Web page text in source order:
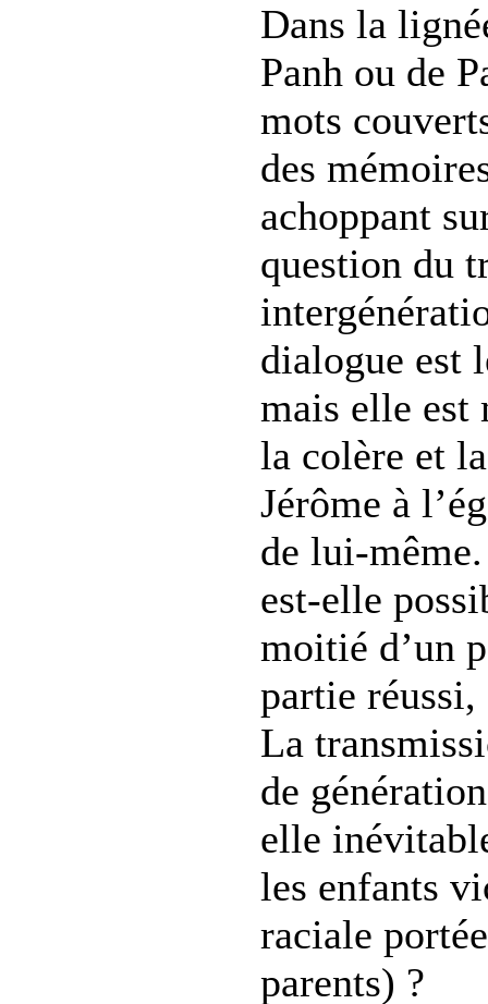
Dans la
Panh ou de
mots
des
achoppant
question du
dialogue est
mais elle est
la colère et
Jérôme à
de lui-
est-elle
moitié d’un
partie
La
de
elle
les enfants
raciale
parents) ?